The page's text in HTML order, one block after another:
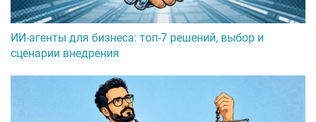
ИИ-агенты для бизнеса: топ-7 решений, выбор и
сценарии внедрения